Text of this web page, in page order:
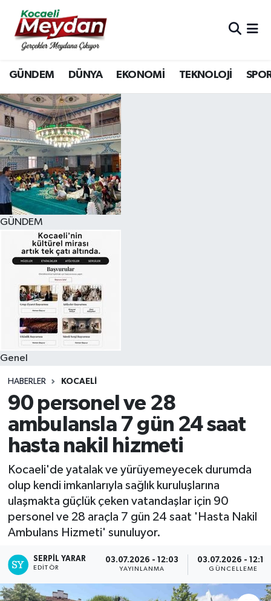
GÜNDEM DÜNYA EKONOMİ TEKNOLOJİ
GÜNDEM
Genel
HABERLER KOCAELI
90 personel ve 28
ambulansla 7 gün 24 saat
hasta nakil hizmeti
Kocaeli'de yatalak ve yürüyemeyecek durumda
olup kendi imkanlarıyla sağlık kuruluşlarına
ulaşmakta güçlük çeken vatandaşlar için 90
personel ve 28 araçla 7 gün 24 saat 'Hasta Nakil
Ambulans Hizmeti' sunuluyor.
SERPİL YARAR
EDITÖR
03.07.2026 - 12:03
YAYINLANMA
03.07.2026 - 12:16
GÜNCELLEME
Nöbetçi Eczaneler
Hava Durumu
Trafik Durumu
Süper Lig Puan Durumu ve Fikstür
Tüm Manşetler
Son Dakika Haberleri
Haber Arşivi